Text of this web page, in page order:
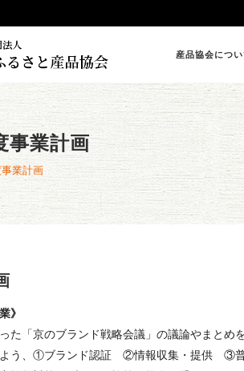
産品協会につい
事業計画
業計画
》
た「京のブランド戦略会議」の議論やまと
よう、①ブランド認証 ②情報収集・提供 ③